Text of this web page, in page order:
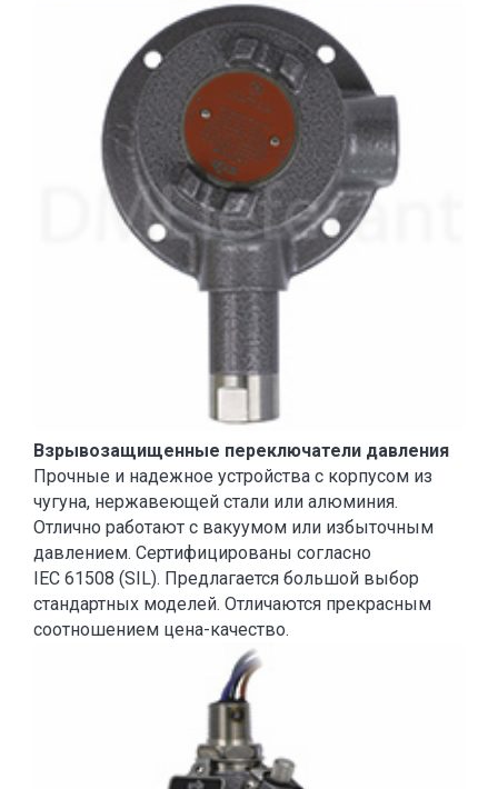
Взрывозащищенные переключатели давления
Прочные и надежное устройства с корпусом из
чугуна, нержавеющей стали или алюминия.
Отлично работают с вакуумом или избыточным
давлением. Сертифицированы согласно
IEC 61508 (SIL). Предлагается большой выбор
стандартных моделей. Отличаются прекрасным
соотношением цена-качество.